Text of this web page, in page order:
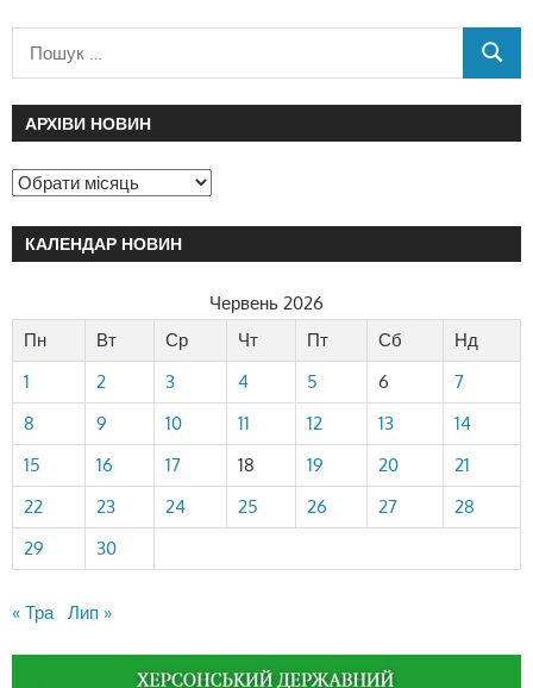
АРХІВИ НОВИН
КАЛЕНДАР НОВИН
Червень 2026
Пн
Вт Ср Чт Пт Сб
Нд
1
2 3 4 5 6
7
8
9 10 11 12 13
14
15
16 17 18 19 20
21
22
23 24 25 26 27
28
29
30
« Тра Лип »